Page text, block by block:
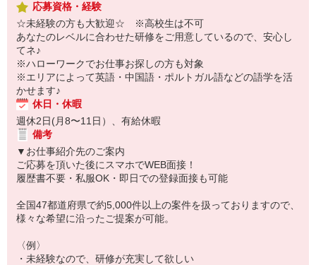
応募資格・経験
☆未経験の方も大歓迎☆ ※高校生は不可
あなたのレベルに合わせた研修をご用意しているので、安心し
てネ♪
※ハローワークでお仕事お探しの方も対象
※エリアによって英語・中国語・ポルトガル語などの語学を活
かせます♪
休日・休暇
週休2日(月8〜11日）、有給休暇
備考
▼お仕事紹介先のご案内
ご応募を頂いた後にスマホでWEB面接！
履歴書不要・私服OK・即日での登録面接も可能
全国47都道府県で約5,000件以上の案件を扱っておりますので、
様々な希望に沿ったご提案が可能。
〈例〉
・未経験なので、研修が充実して欲しい